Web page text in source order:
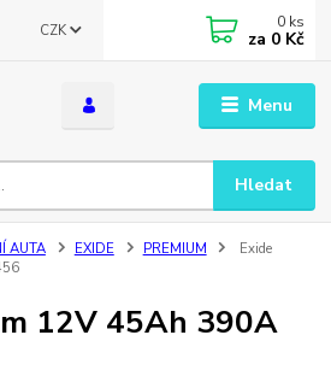
Menu
CZK
Hledat
0 ks
za 0 Kč
AUTA EXIDE PREMIUM
Exide
12V 45Ah 390A